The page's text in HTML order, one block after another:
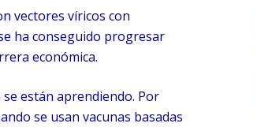
vectores víricos con
ha conseguido progresar
económica.
están aprendiendo. Por
se usan vacunas basadas